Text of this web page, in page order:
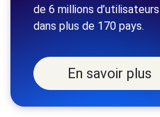
de 6 millions
dans plus de 170 pays.
En savoir plus